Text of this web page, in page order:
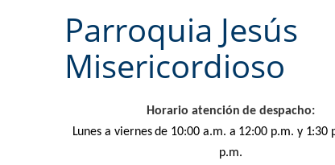
Parroquia Jesús
Misericordioso
Horario atención de despacho:
Lunes a viernes de 10:00 a.m. a 12:00 p.m. y 1:30
p.m.